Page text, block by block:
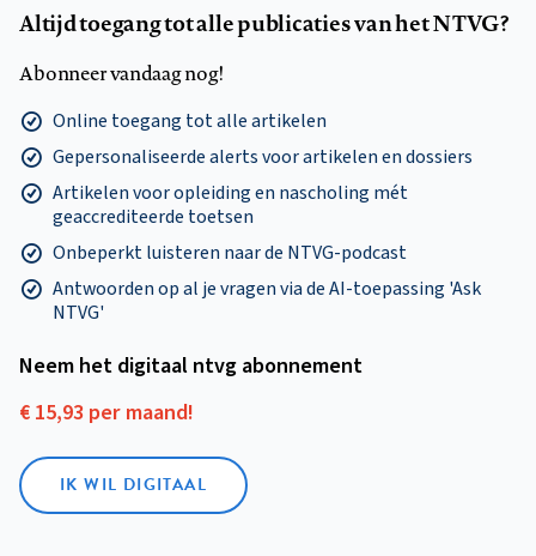
Altijd toegang tot alle publicaties van het NTVG?
Abonneer vandaag nog!
Online toegang tot alle artikelen
Gepersonaliseerde alerts voor artikelen en dossiers
Artikelen voor opleiding en nascholing mét
geaccrediteerde toetsen
Onbeperkt luisteren naar de NTVG-podcast
Antwoorden op al je vragen via de AI-toepassing 'Ask
NTVG'
Neem het digitaal ntvg abonnement
€ 15,93 per maand!
IK WIL DIGITAAL